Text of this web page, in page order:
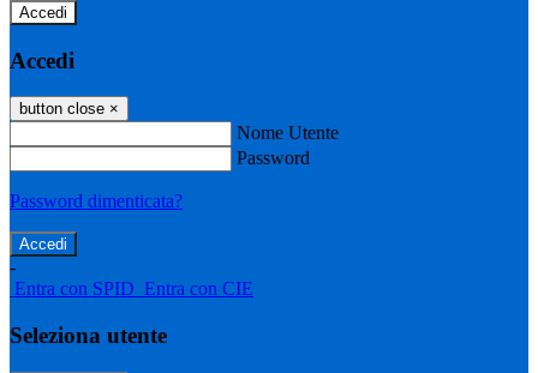
Accedi
Accedi
button close ×
Nome Utente
Password
Password dimenticata?
-
Entra con SPID Entra con CIE
Seleziona utente